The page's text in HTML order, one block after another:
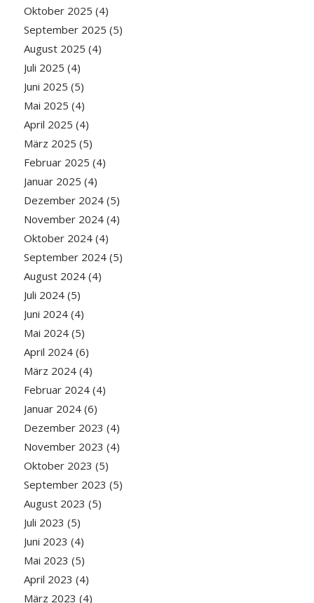
Oktober 2025 (4)
September 2025 (5)
August 2025 (4)
Juli 2025 (4)
Juni 2025 (5)
Mai 2025 (4)
April 2025 (4)
März 2025 (5)
Februar 2025 (4)
Januar 2025 (4)
Dezember 2024(5)
November 2024(4)
Oktober 2024(4)
September 2024(5)
August 2024(4)
Juli 2024(5)
Juni 2024(4)
Mai 2024(5)
April 2024(6)
März 2024(4)
Februar 2024(4)
Januar 2024(6)
Dezember 2023 (4)
November 2023 (4)
Oktober 2023 (5)
September 2023 (5)
August 2023 (5)
Juli 2023 (5)
Juni 2023 (4)
Mai 2023 (5)
April 2023 (4)
März 2023 (4)